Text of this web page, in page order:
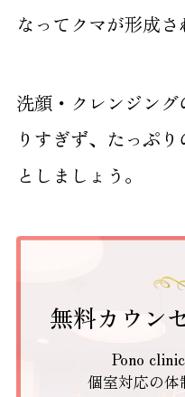
なってクマが形成さ
洗顔・クレンジン
りすぎず、たっぷ
としましょう。
無料カウン
Pono
個室対応の体